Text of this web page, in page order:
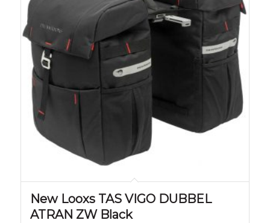
New Looxs TAS VIGO DUBBEL
ATRAN ZW Black